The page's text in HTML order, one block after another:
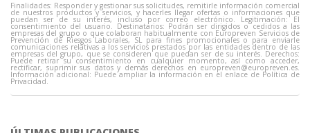
Finalidades: Responder y gestionar sus solicitudes, remitirle información comercial
de nuestros productos y servicios, y hacerles llegar ofertas o informaciones que
puedan ser de su interés, incluso por correo electrónico. Legitimación: El
consentimiento del usuario. Destinatarios: Podrán ser dirigidos o cedidos a las
empresas del grupo o que colaboran habitualmente con Europreven Servicios de
Prevención de Riesgos Laborales, SL para fines promocionales o para enviarle
comunicaciones relativas a los servicios prestados por las entidades dentro de las
empresas del grupo, que se consideren que puedan ser de su interés. Derechos:
Puede retirar su consentimiento en cualquier momento, así como acceder,
rectificar, suprimir sus datos y demás derechos en europreven@europreven.es.
Información adicional: Puede ampliar la información en el enlace de Política de
Privacidad.